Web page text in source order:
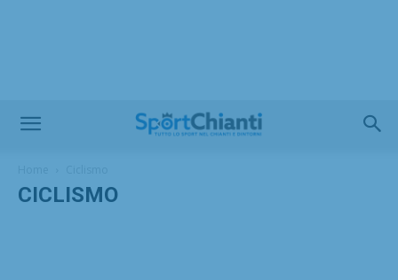
CICLISMO